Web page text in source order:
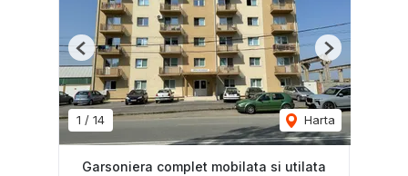
1 / 14 Harta
Previous Next
Garsoniera complet mobilata si utilata